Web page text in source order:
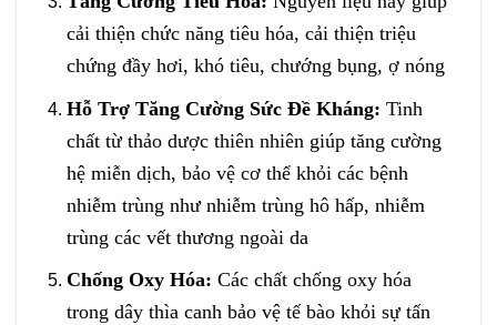
cải thiện chức năng tiêu hóa, cải thiện triệu
chứng đầy hơi, khó tiêu, chướng bụng, ợ nóng
Hỗ Trợ Tăng Cường Sức Đề Kháng: Tinh
chất từ thảo dược thiên nhiên giúp tăng cường
hệ miễn dịch, bảo vệ cơ thể khỏi các bệnh
nhiễm trùng như nhiễm trùng hô hấp, nhiễm
trùng các vết thương ngoài da
Chống Oxy Hóa: Các chất chống oxy hóa
trong dây thìa canh bảo vệ tế bào khỏi sự tấn